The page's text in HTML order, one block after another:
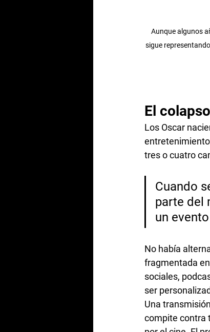
Aunque algunos
sigue
El
Los Oscar
tres o cuatro
Cuando
parte del
un
No había
fragmentada
sociales,
ser
Una
compite contra